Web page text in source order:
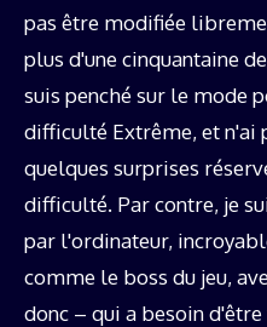
pas être modifiée
plus d'une cinquantaine
suis penché sur le mode
difficulté Extrême, et n'ai
quelques surprises
difficulté. Par contre, je
par l'ordinateur,
comme le boss du jeu,
donc – qui a besoin